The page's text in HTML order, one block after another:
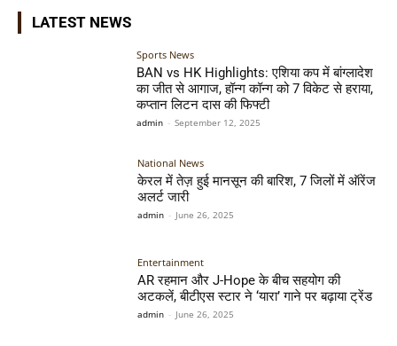
LATEST NEWS
Sports News
BAN vs HK Highlights: एशिया कप में बांग्लादेश
का जीत से आगाज, हॉन्ग कॉन्ग को 7 विकेट से हराया,
कप्तान लिटन दास की फिफ्टी
admin - September 12, 2025
National News
केरल में तेज़ हुई मानसून की बारिश, 7 जिलों में ऑरेंज
अलर्ट जारी
admin - June 26, 2025
Entertainment
AR रहमान और J-Hope के बीच सहयोग की
अटकलें, बीटीएस स्टार ने ‘यारा’ गाने पर बढ़ाया ट्रेंड
admin - June 26, 2025